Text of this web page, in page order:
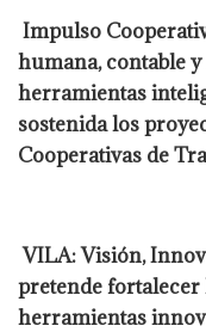
Impulso
humana, contable
herramientas
sostenida los
Cooperativas de
VILA: Visión,
pretende fortalecer
herramientas